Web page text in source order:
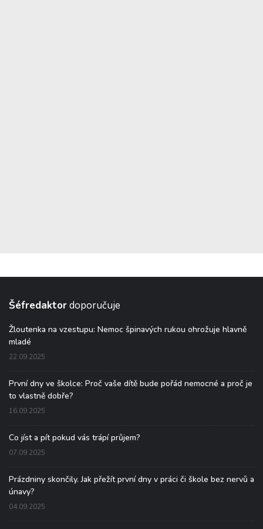
Šéfredaktordoporučuje
Žloutenka na vzestupu: Nemoc špinavých rukou ohrožuje hlavně
mladé
22.09.2025
První dny ve školce: Proč vaše dítě bude pořád nemocné a proč je
to vlastně dobře?
16.09.2025
Co jíst a pít pokud vás trápí průjem?
07.09.2025
Prázdniny skončily. Jak přežít první dny v práci či škole bez nervů a
únavy?
04.09.2025